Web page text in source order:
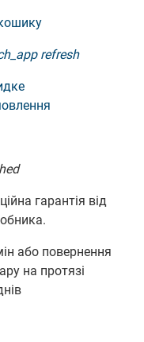
refresh
гарантія від
або повернення
на протязі